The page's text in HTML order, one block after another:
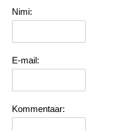
Nimi:
E-mail:
Kommentaar: